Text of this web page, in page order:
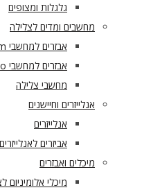
גלגלות ומצופים
מחשבים ומדים לצלילה
אבזרים למחשבי Freedom
אבזרים למחשבי Ratio
מחשבי צלילה
אנלייזרים וחיישנים
אנלייזרים
אביזרים לאנלייזרים
מיכלים ואבזרים
מיכלי אלומיניום